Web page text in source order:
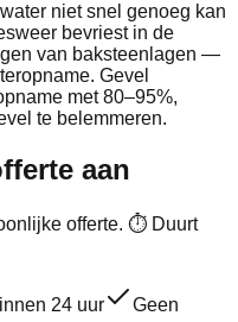
niet snel genoeg kan
bevriest in de
van baksteenlagen —
Gevel
met 80–95%,
te belemmeren.
aan
offerte. ⏱ Duurt
24 uur
Geen